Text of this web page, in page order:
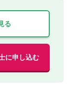
る
に申し込む